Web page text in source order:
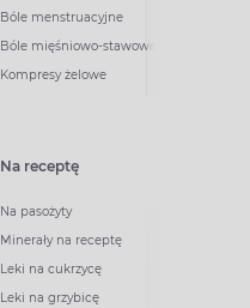
Bóle menstruacyjne
Bóle mięśniowo-stawowe
Kompresy żelowe
Na receptę
Na pasożyty
Minerały na receptę
Leki na cukrzycę
Leki na grzybicę